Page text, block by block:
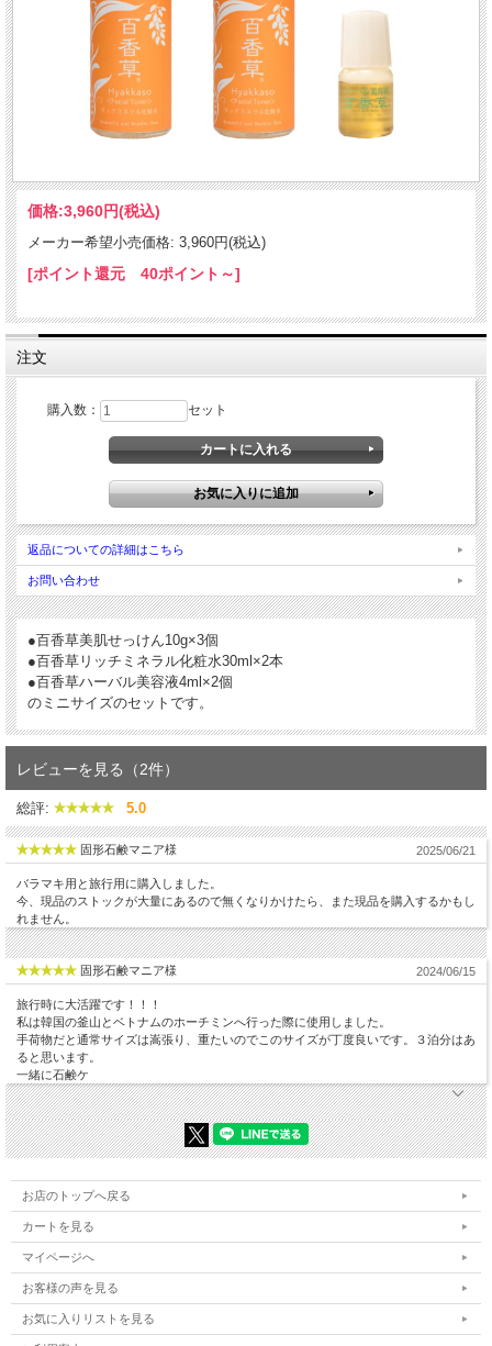
価格:3,960円(税込)
メーカー希望小売価格: 3,960円(税込)
[ポイント還元 40ポイント～]
注文
購入数： セット
返品についての詳細はこちら
お問い合わせ
●百香草美肌せっけん10g×3個
●百香草リッチミネラル化粧水30ml×2本
●百香草ハーバル美容液4ml×2個
のミニサイズのセットです。
レビューを見る（2件）
総評: 5.0
固形石鹸マニア様 2025/06/21
バラマキ用と旅行用に購入しました。
今、現品のストックが大量にあるので無くなりかけたら、また現品を購入するかもし
れません。
固形石鹸マニア様 2024/06/15
旅行時に大活躍です！！！
私は韓国の釜山とベトナムのホーチミンへ行った際に使用しました。
手荷物だと通常サイズは嵩張り、重たいのでこのサイズが丁度良いです。３泊分はあ
ると思います。
一緒に石鹸ケ
お店のトップへ戻る
カートを見る
マイページへ
お客様の声を見る
お気に入りリストを見る